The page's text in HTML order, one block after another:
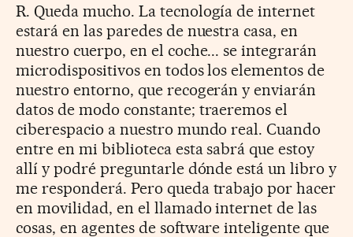
R. Queda mucho. La tecnología de internet
estará en las paredes de nuestra casa, en
nuestro cuerpo, en el coche... se integrarán
microdispositivos en todos los elementos de
nuestro entorno, que recogerán y enviarán
datos de modo constante; traeremos el
ciberespacio a nuestro mundo real. Cuando
entre en mi biblioteca esta sabrá que estoy
allí y podré preguntarle dónde está un libro y
me responderá. Pero queda trabajo por hacer
en movilidad, en el llamado internet de las
cosas, en agentes de software inteligente que